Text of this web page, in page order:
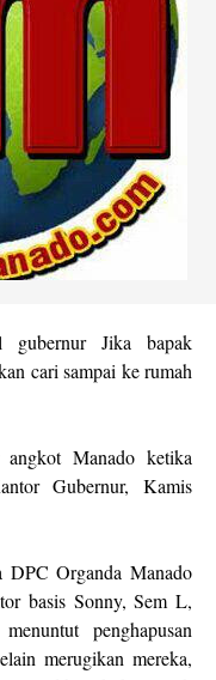
Jika bapak
cari sampai ke rumah
angkot Manado ketika
Gubernur, Kamis
Organda Manado
basis Sonny, Sem L,
penghapusan
merugikan mereka,